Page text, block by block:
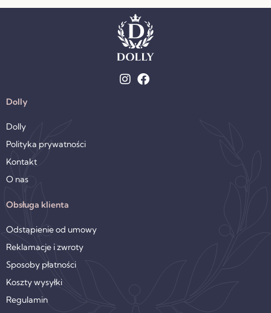
wybrać
Dolly
Dolly
Polityka prywatności
Kontakt
O nas
Obsługa klienta
Odstąpienie od umowy
Reklamacje i zwroty
Sposoby płatności
Koszty wysyłki
Regulamin